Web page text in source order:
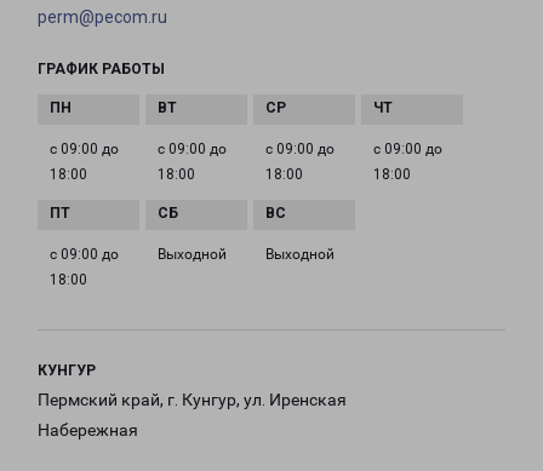
perm@pecom.ru
ГРАФИК РАБОТЫ
с 09:00 до
18:00
с 09:00 до
18:00
с 09:00 до
18:00
с 09:00 до
18:00
с 09:00 до
18:00
Выходной Выходной
КУНГУР
Пермский край, г. Кунгур, ул. Иренская
Набережная